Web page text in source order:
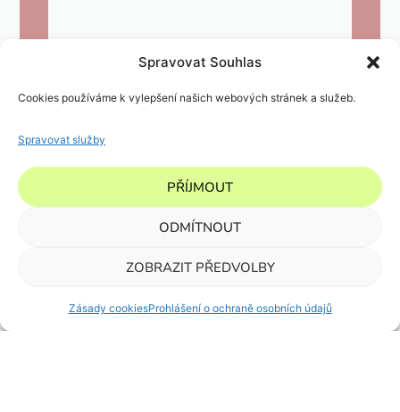
Spravovat Souhlas
Cookies používáme k vylepšení našich webových stránek a služeb.
Spravovat služby
PŘÍJMOUT
ODMÍTNOUT
ZOBRAZIT PŘEDVOLBY
Zásady cookiesProhlášení o ochraně osobních údajů